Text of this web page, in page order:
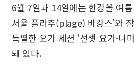
6월 7일과 14일에는 한강을 여
서울 플라주(plage) 바캉스’와
특별한 요가 세션 ‘선셋 요가-나
돼 있다.